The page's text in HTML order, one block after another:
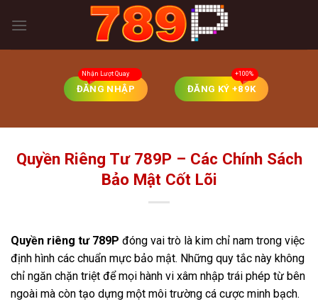
ĐĂNG NHẬP ĐĂNG KÝ +89K
Quyền Riêng Tư 789P – Các Chính Sách
Bảo Mật Cốt Lõi
Quyền riêng tư 789P đóng vai trò là kim chỉ nam trong việc
định hình các chuẩn mực bảo mật. Những quy tắc này không
chỉ ngăn chặn triệt để mọi hành vi xâm nhập trái phép từ bên
ngoài mà còn tạo dựng một môi trường cá cược minh bạch.